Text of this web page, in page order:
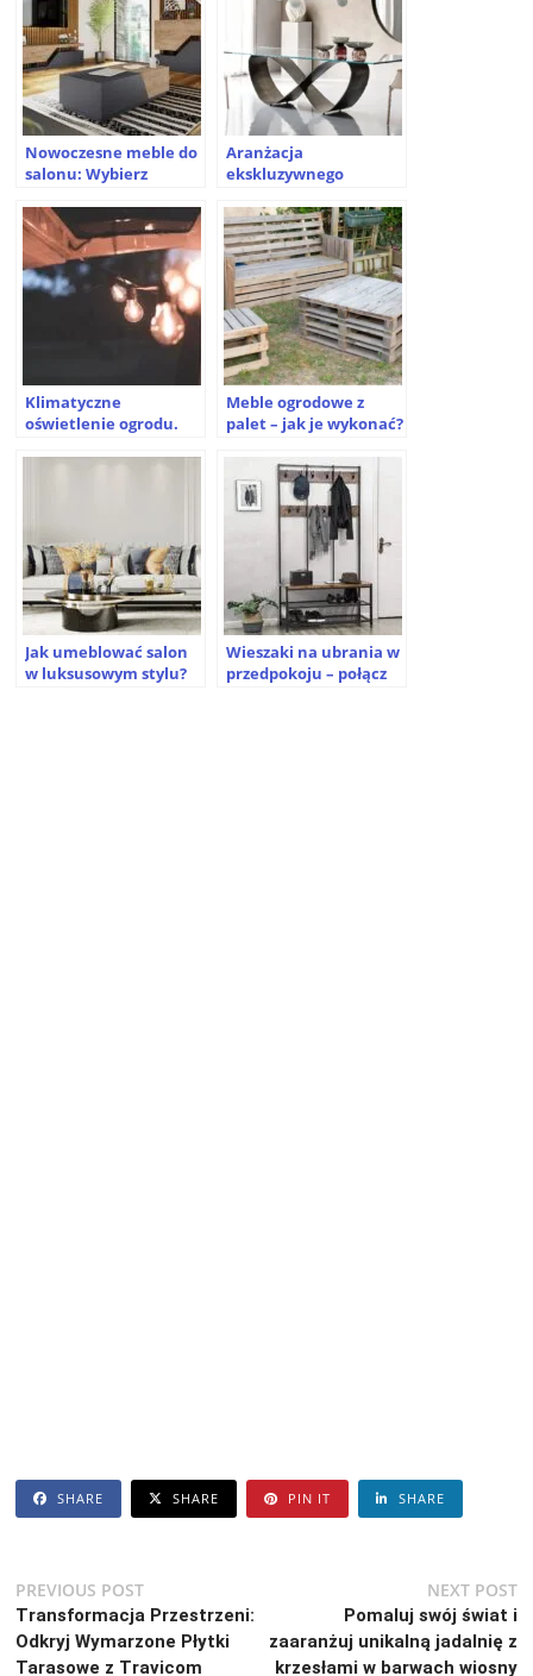
Nowoczesne meble do
salonu: Wybierz
dla swojego wnętrza
Aranżacja
ekskluzywnego
wybrać?
Klimatyczne
oświetlenie ogrodu.
Meble ogrodowe z
palet – jak je wykonać?
Jak umeblować salon
w luksusowym stylu?
Wieszaki na ubrania w
przedpokoju – połącz
SHARE SHARE PIN IT SHARE
Nawigacja
wpisu
PREVIOUS POSTPrevious
post:
Transformacja Przestrzeni:
Odkryj Wymarzone Płytki
Tarasowe z Travicom
NEXT POST
Pomaluj swój świat i
zaaranżuj unikalną jadalnię z
krzesłami w barwach wiosny